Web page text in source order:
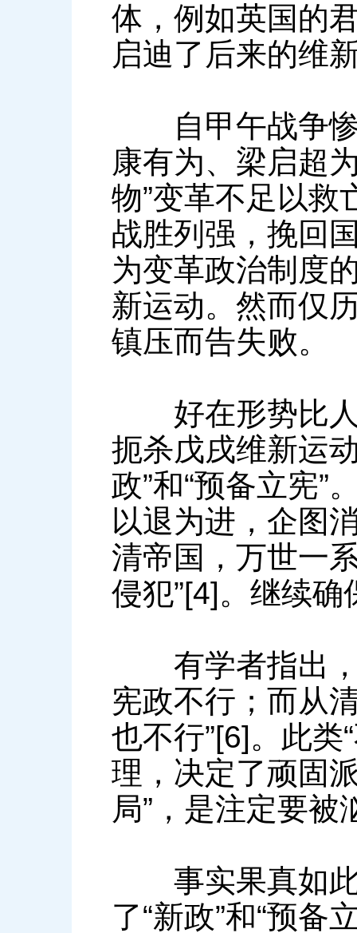
体，例如英国的
启迪了后来的维
自甲午战争惨
康有为、梁启超
物”变革不足以救
战胜列强，挽回
为变革政治制度
新运动。然而仅
镇压而告失败。
好在形势比人
扼杀戊戌维新运
政”和“预备立宪”
以退为进，企图
清帝国，万世一
侵犯”[4]。继续确
有学者指出，
宪政不行；而从
也不行”[6]。此类
理，决定了顽固
局”，是注定要
事实果真如此
了“新政”和“预备